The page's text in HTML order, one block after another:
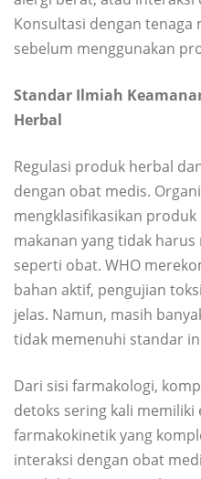
Konsultasi dengan tenaga
sebelum menggunakan
Standar Ilmiah
Herbal
Regulasi produk herbal
dengan obat medis.
mengklasifikasikan
makanan yang tidak
seperti obat. WHO
bahan aktif, pengujian
jelas. Namun, masih
tidak memenuhi standar
Dari sisi farmakologi,
detoks sering kali
farmakokinetik yang
interaksi dengan obat